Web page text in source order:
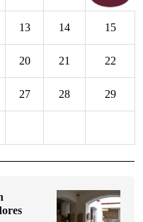
13 14 15
20 21 22
27 28 29